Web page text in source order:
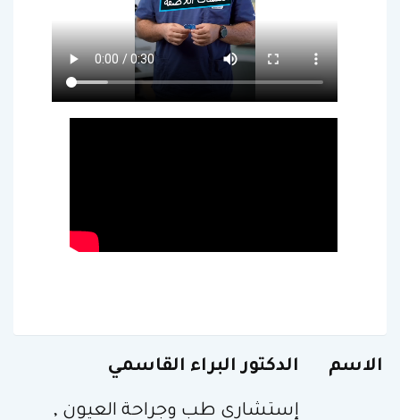
الاسم الدكتور البراء القاسمي
إستشاري طب وجراحة العيون ,